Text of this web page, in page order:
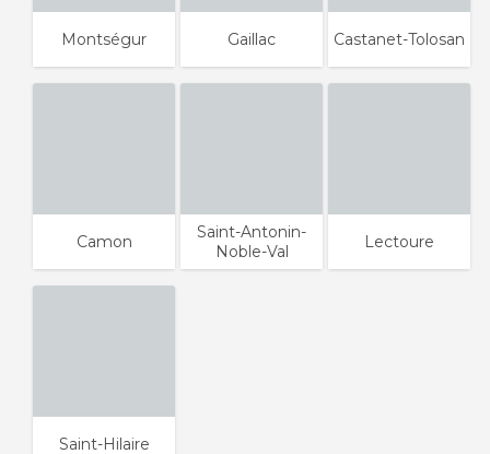
Montségur Gaillac Castanet-Tolosan
Camon
Saint-Antonin-
Noble-Val
Lectoure
Saint-Hilaire